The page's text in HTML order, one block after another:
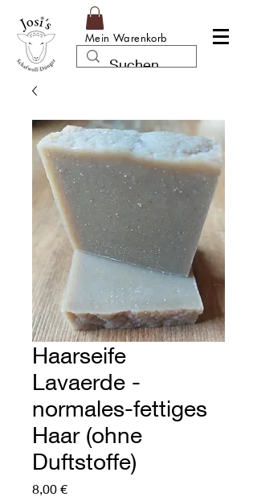
Mein Warenkorb
Haarseife
Lavaerde -
normales-fettiges
Haar (ohne
Duftstoffe)
8,00 €Preis